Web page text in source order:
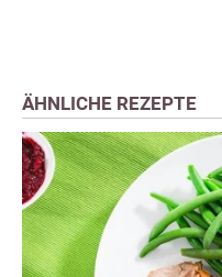
ÄHNLICHE REZEPTE